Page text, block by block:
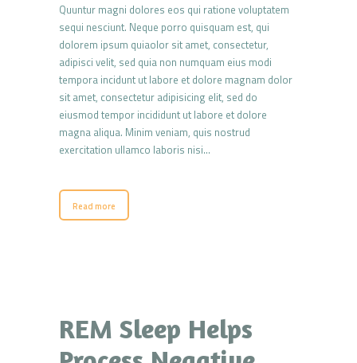
Quuntur magni dolores eos qui ratione voluptatem
sequi nesciunt. Neque porro quisquam est, qui
dolorem ipsum quiaolor sit amet, consectetur,
adipisci velit, sed quia non numquam eius modi
tempora incidunt ut labore et dolore magnam dolor
sit amet, consectetur adipisicing elit, sed do
eiusmod tempor incididunt ut labore et dolore
magna aliqua. Minim veniam, quis nostrud
exercitation ullamco laboris nisi…
Read more
REM Sleep Helps